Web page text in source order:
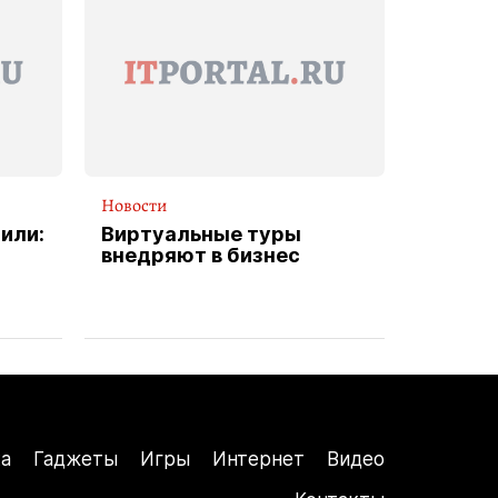
Новости
Виртуальные туры
внедряют в бизнес
Гаджеты Игры Интернет
Видео